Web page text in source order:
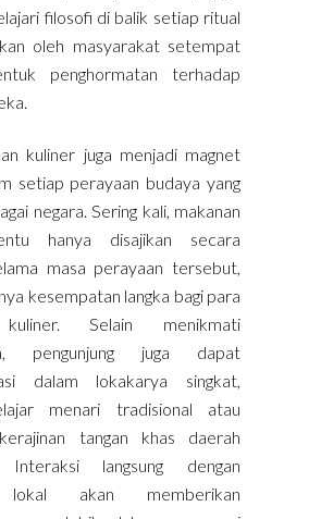
filosofi di balik setiap ritual
oleh masyarakat setempat
penghormatan terhadap
kuliner juga menjadi magnet
setiap perayaan budaya yang
negara. Sering kali, makanan
hanya disajikan secara
masa perayaan tersebut,
kesempatan langka bagi para
Selain menikmati
pengunjung juga dapat
dalam lokakarya singkat,
menari tradisional atau
tangan khas daerah
Interaksi langsung dengan
lokal akan memberikan